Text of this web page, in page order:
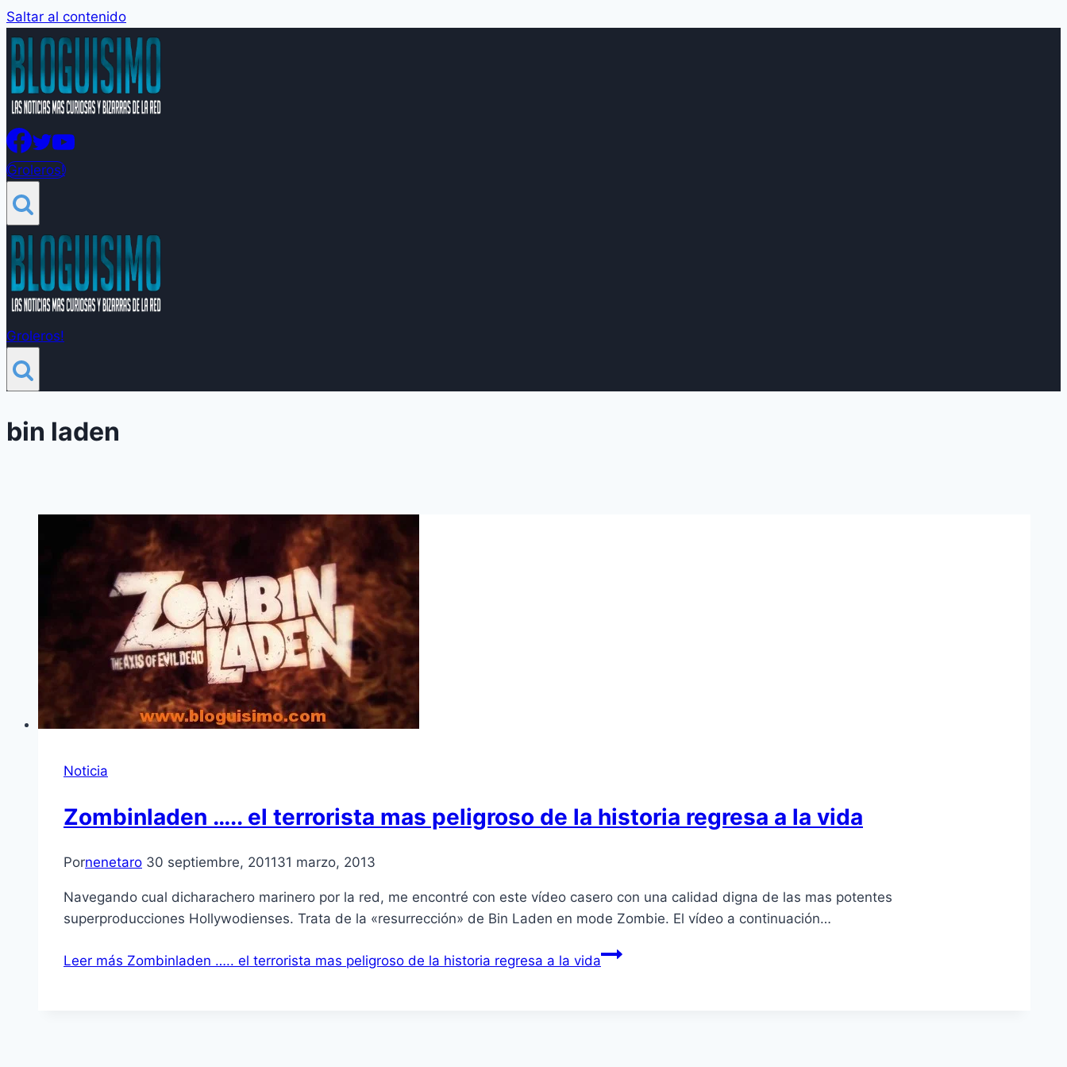
Saltar al contenido
Groleros!
Groleros!
bin laden
Noticia
Zombinladen ….. el terrorista mas peligroso de la historia regresa a la vida
Pornenetaro 30 septiembre, 201131 marzo, 2013
Navegando cual dicharachero marinero por la red, me encontré con este ví­deo casero con una calidad digna de las mas potentes
superproducciones Hollywodienses. Trata de la «resurrección» de Bin Laden en mode Zombie. El ví­deo a continuación…
Leer más Zombinladen ….. el terrorista mas peligroso de la historia regresa a la vida